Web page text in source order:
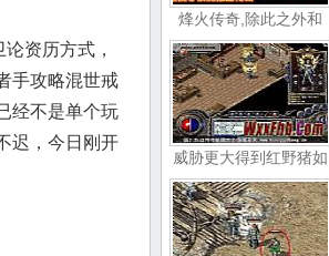
资历方式，
手攻略混世戒
经不是单个玩
迟，今日刚开
烽火传奇,除此之外和
威胁更大得到红野猪如